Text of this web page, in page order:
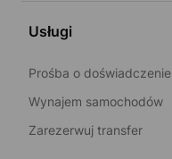
Usługi
Prośba o doświadczenie
Wynajem samochodów
Zarezerwuj transfer